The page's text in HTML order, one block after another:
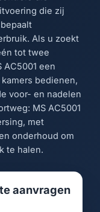
die zij
Als u zoekt
tot twee
AC5001 een
bedienen,
voor- en nadelen
MS AC5001
met
onderhoud om
te halen.
aanvragen